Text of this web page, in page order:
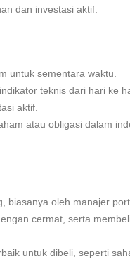
dan investasi aktif:
untuk sementara waktu.
teknis dari hari ke
aktif.
atau obligasi dalam
oleh manajer
cermat, serta
untuk dibeli, seperti